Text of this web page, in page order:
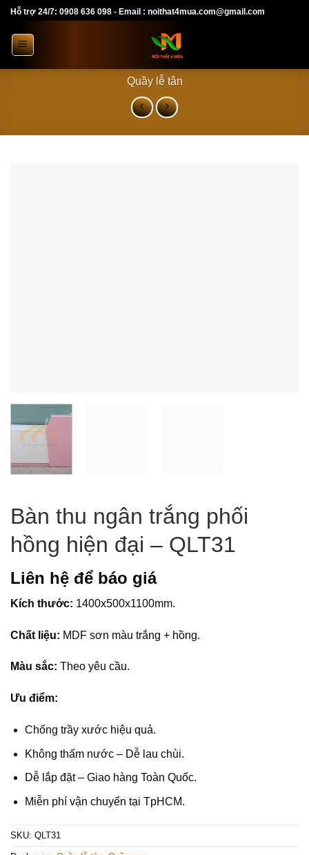
Skip
content
Hỗ trợ 24/7: 0908 636 098 - Email : noithat4mua.com@gmail.com
Quầy lễ tân
Bàn thu ngân trắng phối
hồng hiện đại – QLT31
Liên hệ để báo giá
Kích thước: 1400x500x1100mm.
Chất liệu: MDF sơn màu trắng + hồng.
Màu sắc: Theo yêu cầu.
Ưu điểm:
Chống trầy xước hiệu quả.
Không thấm nước – Dễ lau chùi.
Dễ lắp đặt – Giao hàng Toàn Quốc.
Miễn phí vận chuyển tại TpHCM.
SKU: QLT31